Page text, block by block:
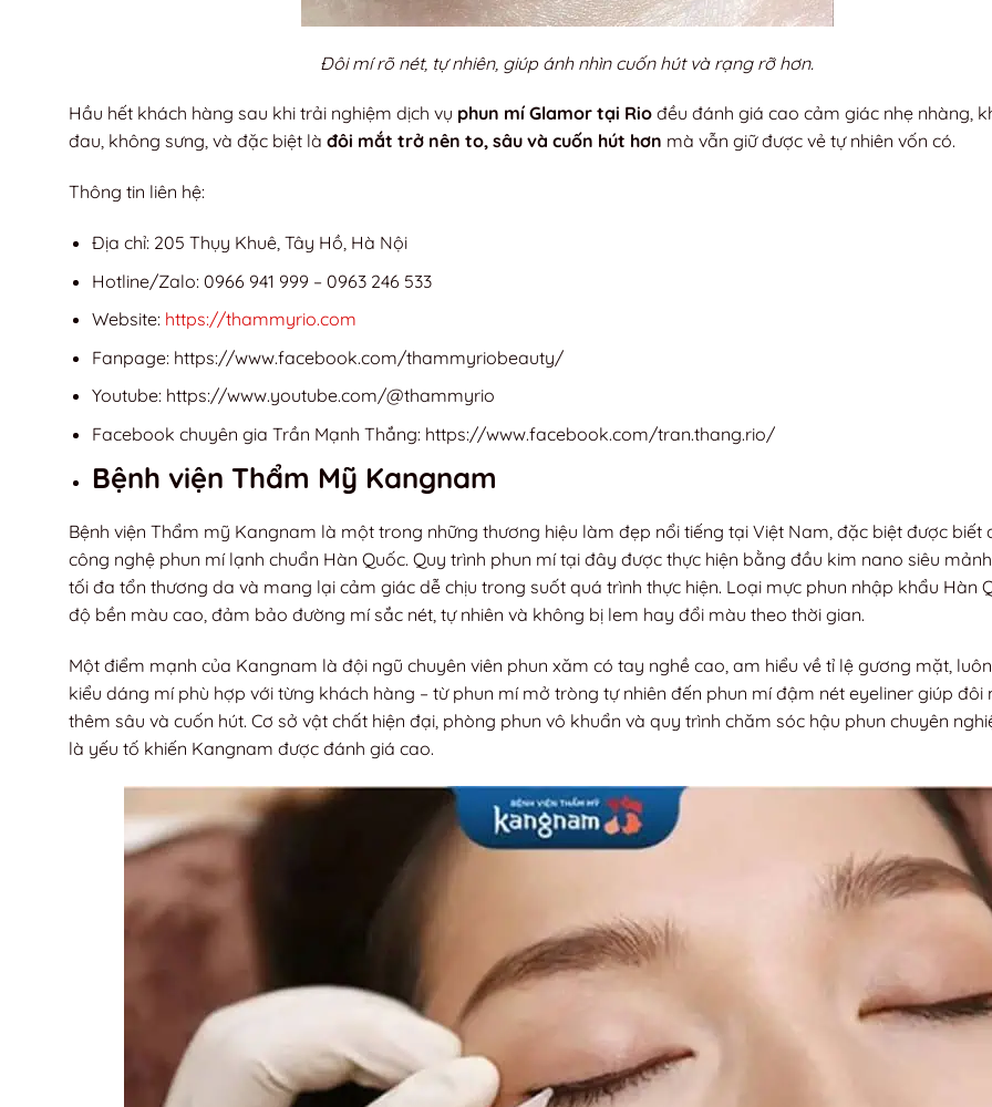
Đôi mí rõ nét, tự nhiên, giúp ánh nhìn cuốn hút và rạng rỡ hơn.
Hầu hết khách hàng sau khi trải nghiệm dịch vụ phun mí Glamor tại Rio đều đánh giá cao cảm giác nhẹ nhàng,
đau, không sưng, và đặc biệt là đôi mắt trở nên to, sâu và cuốn hút hơn mà vẫn giữ được vẻ tự nhiên vốn có.
Thông tin liên hệ:
Địa chỉ: 205 Thụy Khuê, Tây Hồ, Hà Nội
Hotline/Zalo: 0966 941 999 – 0963 246 533
Website: https://thammyrio.com
Fanpage: https://www.facebook.com/thammyriobeauty/
Youtube: https://www.youtube.com/@thammyrio
Facebook chuyên gia Trần Mạnh Thắng: https://www.facebook.com/tran.thang.rio/
Bệnh viện Thẩm Mỹ Kangnam
Bệnh viện Thẩm mỹ Kangnam là một trong những thương hiệu làm đẹp nổi tiếng tại Việt Nam, đặc biệt được biết
công nghệ phun mí lạnh chuẩn Hàn Quốc. Quy trình phun mí tại đây được thực hiện bằng đầu kim nano siêu
tối đa tổn thương da và mang lại cảm giác dễ chịu trong suốt quá trình thực hiện. Loại mực phun nhập khẩu Hàn
độ bền màu cao, đảm bảo đường mí sắc nét, tự nhiên và không bị lem hay đổi màu theo thời gian.
Một điểm mạnh của Kangnam là đội ngũ chuyên viên phun xăm có tay nghề cao, am hiểu về tỉ lệ gương mặt,
kiểu dáng mí phù hợp với từng khách hàng – từ phun mí mở tròng tự nhiên đến phun mí đậm nét eyeliner giúp đôi
thêm sâu và cuốn hút. Cơ sở vật chất hiện đại, phòng phun vô khuẩn và quy trình chăm sóc hậu phun chuyên
là yếu tố khiến Kangnam được đánh giá cao.